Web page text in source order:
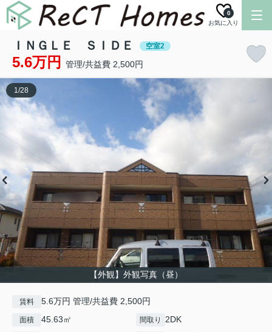
お気に入り
0
ＩＮＧＬＥ ＳＩＤＥ 空室2
5.6万円 管理/共益費 2,500円
【外観】外観写真（昼）
1/28
賃料 5.6万円 管理/共益費 2,500円
面積 45.63㎡ 間取り 2DK